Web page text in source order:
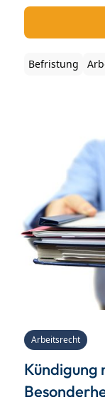
Befristung
Arbeitsrecht
Kündigung